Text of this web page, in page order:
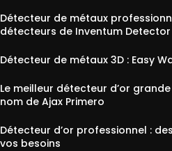
Détecteur de métaux
détecteurs de Inventum Detector
Détecteur de métaux 3D : Easy
Le meilleur détecteur d’or
nom de Ajax Primero
Détecteur d’or professionnel :
vos besoins